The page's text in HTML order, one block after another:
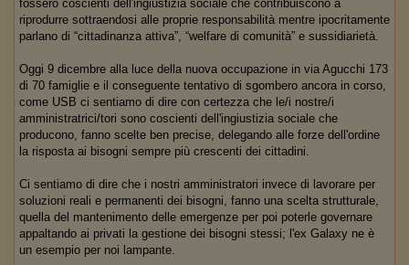
fossero coscienti dell'ingiustizia sociale che contribuiscono a
riprodurre sottraendosi alle proprie responsabilità mentre ipocritamente
parlano di “cittadinanza attiva”, “welfare di comunità” e sussidiarietà.
Oggi 9 dicembre alla luce della nuova occupazione in via Agucchi 173
di 70 famiglie e il conseguente tentativo di sgombero ancora in corso,
come USB ci sentiamo di dire con certezza che le/i nostre/i
amministratrici/tori sono coscienti dell'ingiustizia sociale che
producono, fanno scelte ben precise, delegando alle forze dell'ordine
la risposta ai bisogni sempre più crescenti dei cittadini.
Ci sentiamo di dire che i nostri amministratori invece di lavorare per
soluzioni reali e permanenti dei bisogni, fanno una scelta strutturale,
quella del mantenimento delle emergenze per poi poterle governare
appaltando ai privati la gestione dei bisogni stessi; l'ex Galaxy ne è
un esempio per noi lampante.